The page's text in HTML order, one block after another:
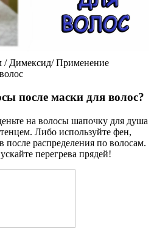
/ Димексид/ Применение
после маски для волос?
на волосы шапочку для душа
Либо используйте фен,
после распределения по волосам.
перегрева прядей!